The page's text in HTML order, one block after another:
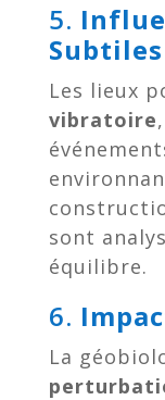
5.
Subtiles
Les lieux
vibratoire
sont
équilibre.
6.
La